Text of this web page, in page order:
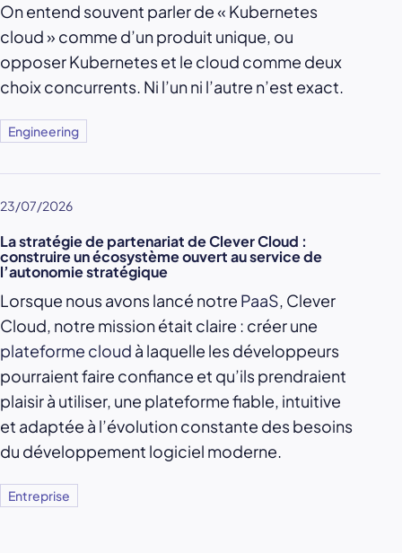
On entend souvent parler de « Kubernetes
cloud » comme d’un produit unique, ou
opposer Kubernetes et le cloud comme deux
choix concurrents. Ni l’un ni l’autre n’est exact.
Engineering
23/07/2026
La stratégie de partenariat de Clever Cloud :
construire un écosystème ouvert au service de
l’autonomie stratégique
Lorsque nous avons lancé notre PaaS, Clever
Cloud, notre mission était claire : créer une
plateforme cloud à laquelle les développeurs
pourraient faire confiance et qu’ils prendraient
plaisir à utiliser, une plateforme fiable, intuitive
et adaptée à l’évolution constante des besoins
du développement logiciel moderne.
Entreprise